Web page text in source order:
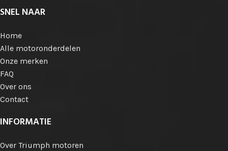
SNEL NAAR
Home
Alle motoronderdelen
Onze merken
FAQ
Over ons
Contact
INFORMATIE
Over Triumph motoren